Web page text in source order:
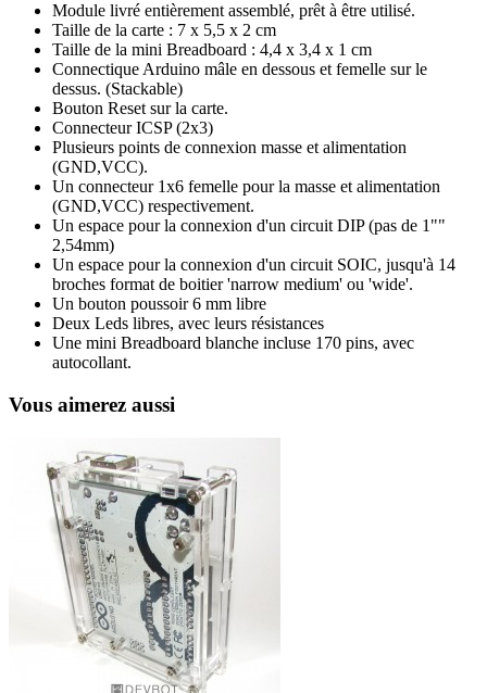
Module livré entièrement assemblé, prêt à être utilisé.
Taille de la carte : 7 x 5,5 x 2 cm
Taille de la mini Breadboard : 4,4 x 3,4 x 1 cm
Connectique Arduino mâle en dessous et femelle sur le
dessus. (Stackable)
Bouton Reset sur la carte.
Connecteur ICSP (2x3)
Plusieurs points de connexion masse et alimentation
(GND,VCC).
Un connecteur 1x6 femelle pour la masse et alimentation
(GND,VCC) respectivement.
Un espace pour la connexion d'un circuit DIP (pas de 1""
2,54mm)
Un espace pour la connexion d'un circuit SOIC, jusqu'à 14
broches format de boitier 'narrow medium' ou 'wide'.
Un bouton poussoir 6 mm libre
Deux Leds libres, avec leurs résistances
Une mini Breadboard blanche incluse 170 pins, avec
autocollant.
Vous aimerez aussi